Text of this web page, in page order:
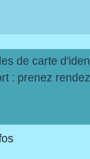
de carte
: prenez